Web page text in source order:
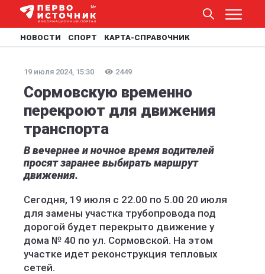
НОВОСТИ СПОРТ КАРТА-СПРАВОЧНИК
19 июля 2024, 15:30 2449
Сормовскую временно
перекроют для движения
транспорта
В вечернее и ночное время водителей
просят заранее выбирать маршрут
движения.
Сегодня, 19 июля с 22.00 по 5.00 20 июля
для замены участка трубопровода под
дорогой будет перекрыто движение у
дома № 40 по ул. Сормовской. На этом
участке идет реконструкция тепловых
сетей.